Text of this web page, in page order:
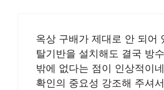
옥상 구배가 제대로 안 되어
탈기반을 설치해도 결국 방
밖에 없다는 점이 인상적이
확인의 중요성 강조해 주셔